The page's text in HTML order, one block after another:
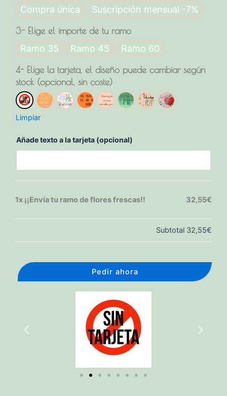
Compra única
Suscripción mensual -7%
3- Elige el importe de tu ramo
Ramo 35
Ramo 45
Ramo 60
4- Elige la tarjeta, el diseño puede cambiar según
stock (opcional, sin coste)
Sin tarjeta
AmigosCumpleFlor GraciasHistorias
PapisTe quiero
Limpiar
Añade texto a la tarjeta (opcional)
1x ¡¡Envía tu ramo de flores frescas!! 32,55€
Subtotal 32,55€
Pedir ahora